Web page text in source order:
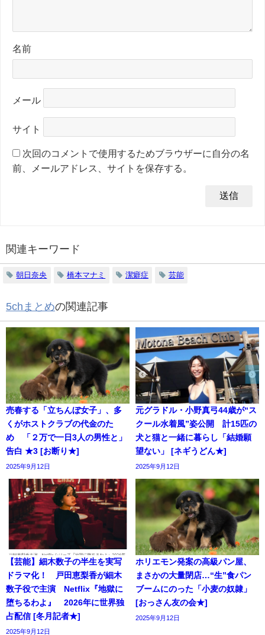
名前
メール
サイト
次回のコメントで使用するためブラウザーに自分の名
前、メールアドレス、サイトを保存する。
関連キーワード
朝日奈央 橋本マナミ 潔癖症 芸能
5chまとめの関連記事
売春する「立ちんぼ女子」、多
くがホストクラブの代金のた
め 「２万で一日3人の男性と」
告白 ★3 [お断り★]
2025年9月12日
元グラドル・小野真弓44歳が“ス
クール水着風”姿公開 計15匹の
犬と猫と一緒に暮らし「結婚願
望ない」 [ネギうどん★]
2025年9月12日
【芸能】細木数子の半生を実写
ドラマ化！ 戸田恵梨香が細木
数子役で主演 Netflix『地獄に
堕ちるわよ』 2026年に世界独
占配信 [冬月記者★]
2025年9月12日
ホリエモン発案の高級パン屋、
まさかの大量閉店…“生”食パン
ブームにのった「小麦の奴隷」
[おっさん友の会★]
2025年9月12日